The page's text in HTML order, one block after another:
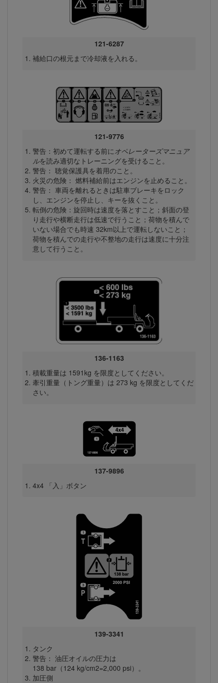
121-6287
補給口の根元まで冷却液を入れる。
121-9776
警告：初めて運転する前にオペレーターズマニュア
ルを読み適切なトレーニングを受けること。
警告： 聴覚保護具を着用のこと。
火災の危険： 燃料補給前はエンジンを止めること。
警告： 車両を離れるときは駐車ブレーキをロック
し、エンジンを停止し、キーを抜くこと。
転倒の危険：旋回時は速度を落とすこと；斜面の登
り走行や横断走行は低速で行うこと；荷物を積んで
いない場合でも時速 32km以上で運転しないこと；
荷物を積んでの走行や不整地の走行は速度に十分注
意して行うこと。
136-1163
積載重量は 1591kg を限度としてください。
牽引重量（トング重量）は 273 kg を限度としてくだ
さい。
137-9896
4x4 「入」ボタン
139-3341
タンク
警告： 油圧オイルの圧力は
138 bar（124 kg/cm2=2,000 psi）。
加圧側